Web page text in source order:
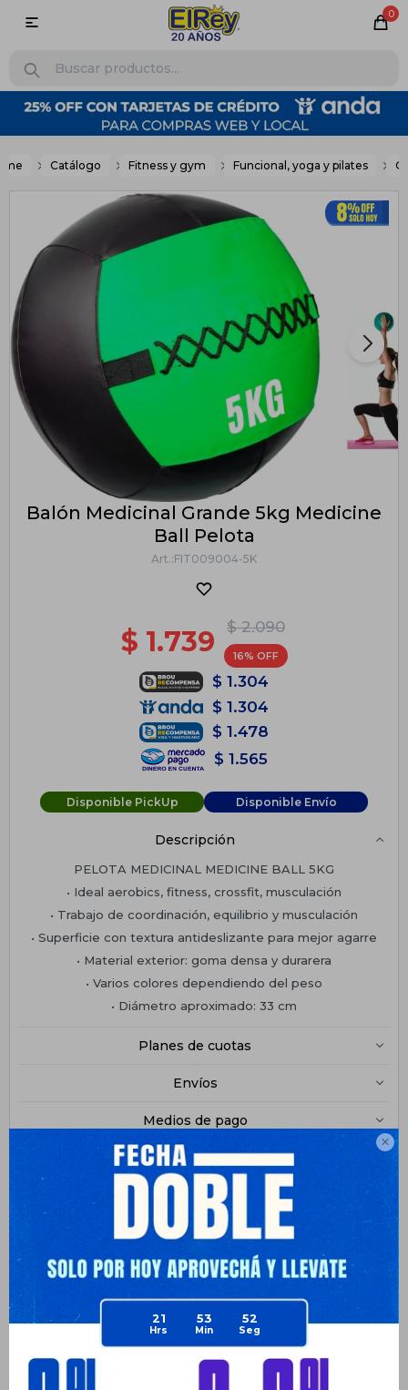

21 53 52
0

Catálogo Fitness y gym Funcional, yoga y pilates
Balón Medicinal Grande 5kg Medicine
Ball Pelota
FIT009004-5K
$ 2.090
$ 1.739 16
$ 1.304
$ 1.304
$ 1.478
$ 1.565
Disponible PickUp Disponible Envío
Descripción
PELOTA MEDICINAL MEDICINE BALL 5KG
• Ideal aerobics, fitness, crossfit, musculación
• Trabajo de coordinación, equilibrio y musculación
• Superficie con textura antideslizante para mejor agarre
• Material exterior: goma densa y durarera
• Varios colores dependiendo del peso
• Diámetro aproximado: 33 cm
Planes de cuotas
Envíos
Medios de pago
Productos que te pueden interesar